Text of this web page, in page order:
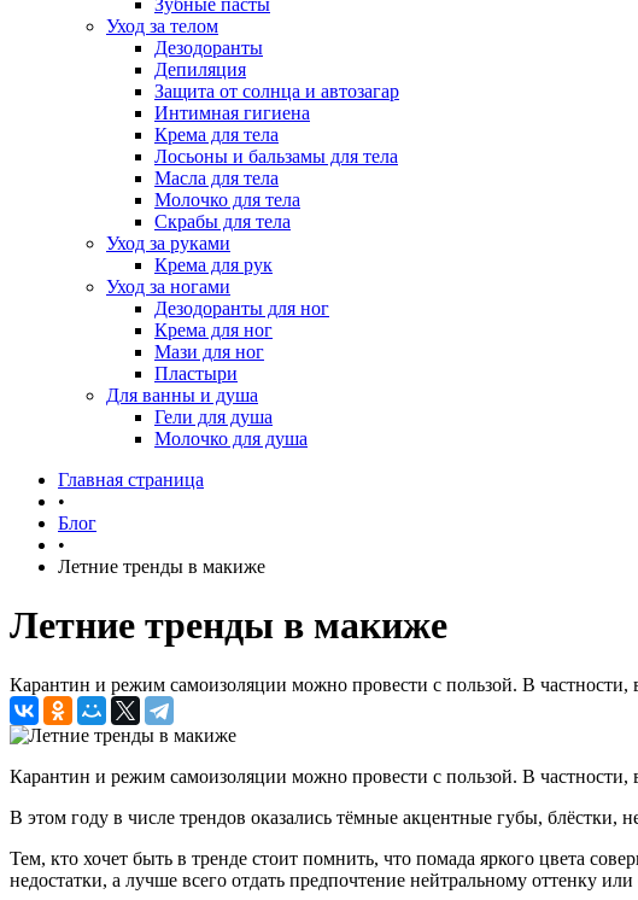
Зубные пасты
Уход за телом
Дезодоранты
Депиляция
Защита от солнца и автозагар
Интимная гигиена
Крема для тела
Лосьоны и бальзамы для тела
Масла для тела
Молочко для тела
Скрабы для тела
Уход за руками
Крема для рук
Уход за ногами
Дезодоранты для ног
Крема для ног
Мази для ног
Пластыри
Для ванны и душа
Гели для душа
Молочко для душа
Главная страница
•
Блог
•
Летние тренды в макиже
Летние тренды в макиже
Карантин и режим самоизоляции можно провести с пользой. В
Карантин и режим самоизоляции можно провести с пользой. В
В этом году в числе трендов оказались тёмные акцентные губы,
Тем, кто хочет быть в тренде стоит помнить, что помада яркого цвета
недостатки, а лучше всего отдать предпочтение нейтральному оттенку или